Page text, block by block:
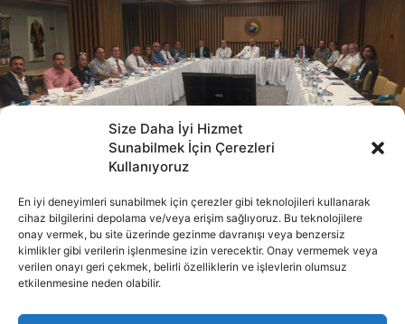
Size Daha İyi Hizmet
Sunabilmek İçin Çerezleri
Kullanıyoruz
En iyi deneyimleri sunabilmek için çerezler gibi teknolojileri kullanarak
cihaz bilgilerini depolama ve/veya erişim sağlıyoruz. Bu teknolojilere
onay vermek, bu site üzerinde gezinme davranışı veya benzersiz
kimlikler gibi verilerin işlenmesine izin verecektir. Onay vermemek veya
verilen onayı geri çekmek, belirli özelliklerin ve işlevlerin olumsuz
etkilenmesine neden olabilir.